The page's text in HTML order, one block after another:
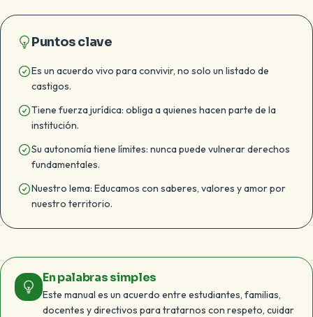
Puntos clave
Es un acuerdo vivo para convivir, no solo un listado de
castigos.
Tiene fuerza jurídica: obliga a quienes hacen parte de la
institución.
Su autonomía tiene límites: nunca puede vulnerar derechos
fundamentales.
Nuestro lema: Educamos con saberes, valores y amor por
nuestro territorio.
En palabras simples
Este manual es un acuerdo entre estudiantes, familias,
docentes y directivos para tratarnos con respeto, cuidar